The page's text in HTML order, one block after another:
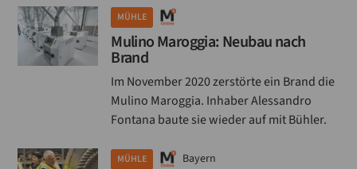
MÜHLE
Mulino Maroggia: Neubau nach
Brand
Im November 2020 zerstörte ein Brand die
Mulino Maroggia. Inhaber Alessandro
Fontana baute sie wieder auf mit Bühler.
MÜHLE Bayern